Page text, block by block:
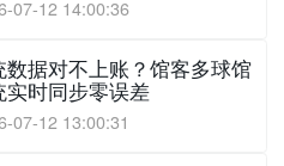
07-12 14:00:36
数据对不上账？馆客多球馆
实时同步零误差
07-12 13:00:31